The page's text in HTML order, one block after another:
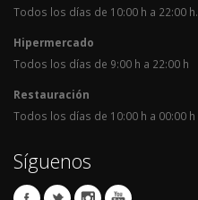
Todos los días de 10:00 h a 22:00 h.
Hipermercado
Todos los días de 9:00 h a 22:00 h
Restauración
Todos los días de 10:00 h a 00:00 h
Síguenos